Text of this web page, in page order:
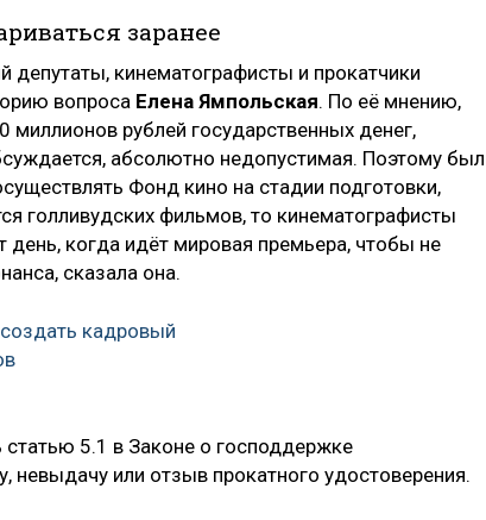
заранее
кинематографисты и прокатчики
вопроса Елена Ямпольская. По её мнению,
миллионов рублей государственных денег,
абсолютно недопустимая. Поэтому
Фонд кино на стадии подготовки,
голливудских фильмов, то кинематографисты
когда идёт мировая премьера, чтобы не
сказала она.
кадровый
5.1 в Законе о господдержке
невыдачу или отзыв прокатного удостоверения.